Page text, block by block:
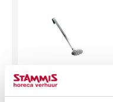
Schuimspaan 8cm.